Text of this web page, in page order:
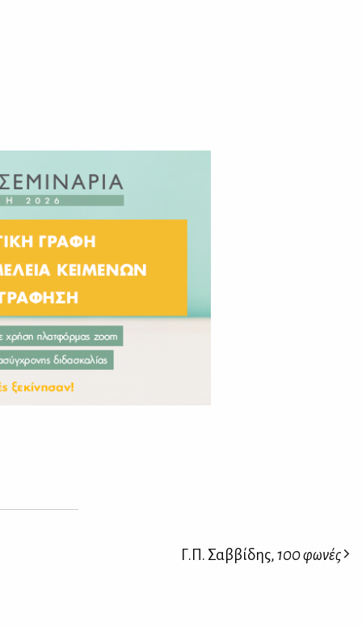
Γ.Π. Σαββίδης,100 φωνές